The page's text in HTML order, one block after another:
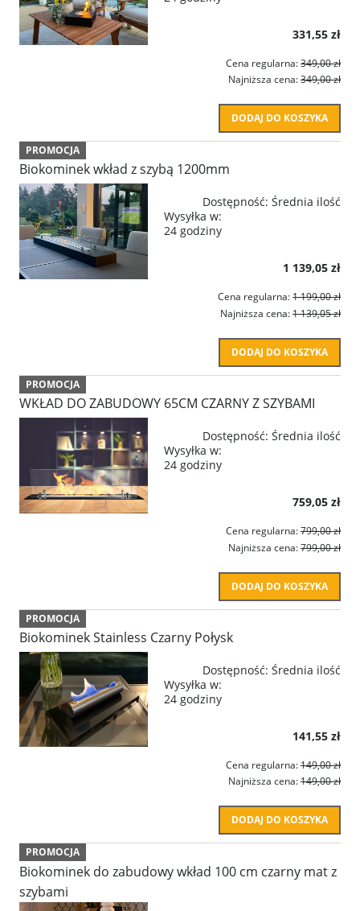
331,55 zł
Cena regularna:349,00 zł
Najniższa cena:349,00 zł
DODAJ DO KOSZYKA
Biokominek wkład z szybą 1200mm
Dostępność: Średnia ilość
Wysyłka w:
24 godziny
1 139,05 zł
Cena regularna:1 199,00 zł
Najniższa cena:1 139,05 zł
DODAJ DO KOSZYKA
PROMOCJA
WKŁAD DO ZABUDOWY 65CM CZARNY Z SZYBAMI
Dostępność: Średnia ilość
Wysyłka w:
24 godziny
759,05 zł
Cena regularna:799,00 zł
Najniższa cena:799,00 zł
DODAJ DO KOSZYKA
PROMOCJA
Biokominek Stainless Czarny Połysk
Dostępność: Średnia ilość
Wysyłka w:
24 godziny
141,55 zł
Cena regularna:149,00 zł
Najniższa cena:149,00 zł
DODAJ DO KOSZYKA
PROMOCJA
Biokominek do zabudowy wkład 100 cm czarny mat z
szybami
PROMOCJA